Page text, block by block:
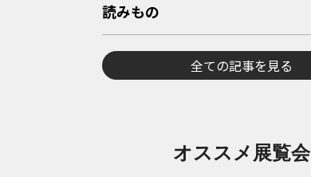
読みもの
全ての記事を見る
オススメ展覧会